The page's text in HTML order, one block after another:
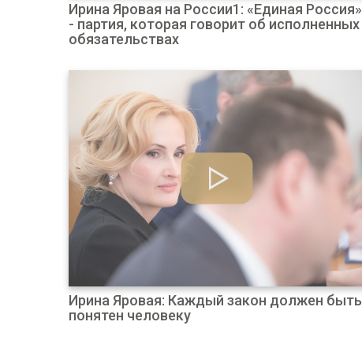
Ирина Яровая на России1: «Единая Россия»
- партия, которая говорит об исполненных
обязательствах
Ирина Яровая: Каждый закон должен быть
понятен человеку